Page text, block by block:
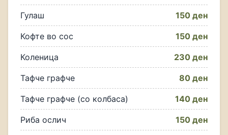
Гулаш 150 ден
Кофте во сос 150 ден
Коленица 230 ден
Тафче графче 80 ден
Тафче графче (со колбаса) 140 ден
Риба ослич 150 ден